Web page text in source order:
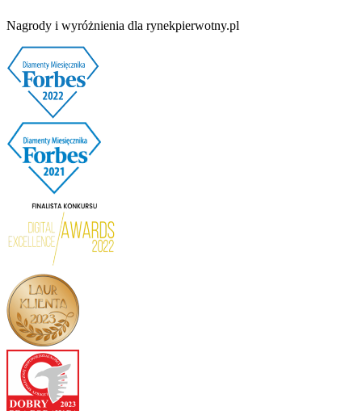
Nagrody i wyróżnienia dla rynekpierwotny.pl